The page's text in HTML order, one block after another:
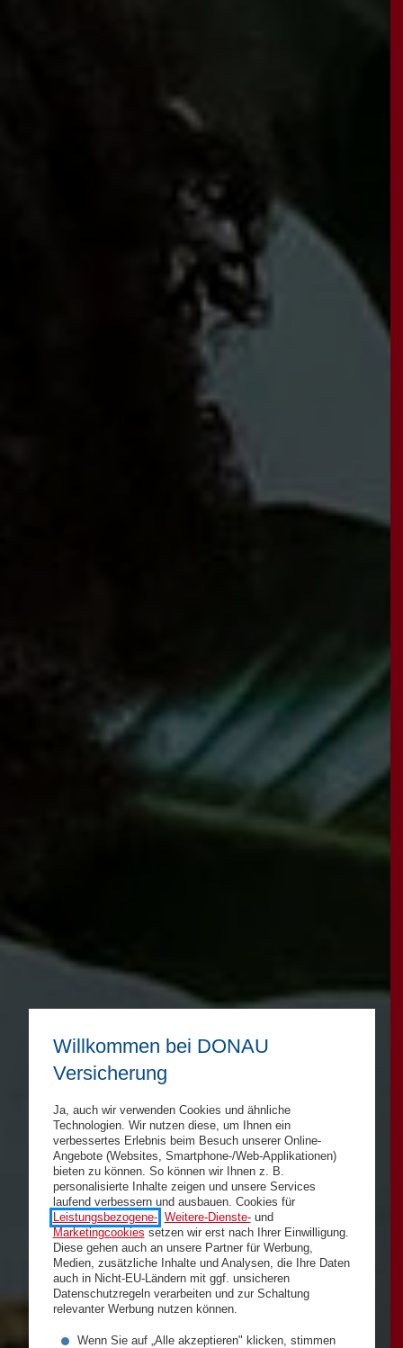
Willkommen bei DONAU
Versicherung
Ja, auch wir verwenden Cookies und ähnliche
Technologien. Wir nutzen diese, um Ihnen ein
verbessertes Erlebnis beim Besuch unserer Online-
Angebote (Websites, Smartphone-/Web-Applikationen)
bieten zu können. So können wir Ihnen z. B.
personalisierte Inhalte zeigen und unsere Services
laufend verbessern und ausbauen. Cookies für
Leistungsbezogene-, Weitere-Dienste-und
Marketingcookies setzen wir erst nach Ihrer Einwilligung.
Diese gehen auch an unsere Partner für Werbung,
Medien, zusätzliche Inhalte und Analysen, die Ihre Daten
auch in Nicht-EU-Ländern mit ggf. unsicheren
Datenschutzregeln verarbeiten und zur Schaltung
relevanter Werbung nutzen können.
Wenn Sie auf „Alle akzeptieren" klicken, stimmen